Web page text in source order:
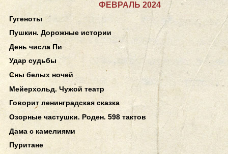
ФЕВРАЛЬ 2024
Гугеноты
Пушкин. Дорожные истории
День числа Пи
Удар судьбы
Сны белых ночей
Мейерхольд. Чужой театр
Говорит ленинградская сказка
Озорные частушки. Роден. 598 тактов
Дама с камелиями
Пуритане